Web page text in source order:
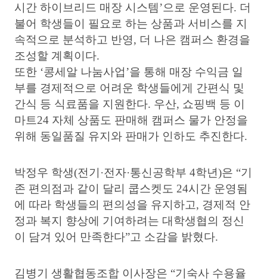
시간 하이브리드 매장 시스템’으로 운영된다. 더
불어 학생들이 필요로 하는 상품과 서비스를 지
속적으로 분석하고 반영, 더 나은 캠퍼스 환경을
조성할 계획이다.
또한 ‘콩세알 나눔사업’을 통해 매장 수익금 일
부를 경제적으로 어려운 학생들에게 간편식 및
간식 등 식료품을 지원한다. 우산, 쇼핑백 등 이
마트24 자체 상품도 판매해 캠퍼스 물가 안정을
위해 동일품질 유지와 판매가 인하도 추진한다.
박정우 학생(전기 ·전자·통신공학부 4학년)은 “기
존 편의점과 같이 달리 쿱스켓도 24시간 운영됨
에 따라 학생들의 편의성을 유지하고, 경제적 안
정과 복지 향상에 기여하려는 대학생협의 정신
이 담겨 있어 만족한다”고 소감을 밝혔다.
김병기 생활협동조합 이사장은 “기숙사 수용율